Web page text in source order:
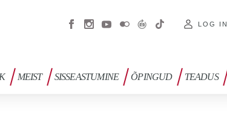
LOG IN
MEIST SISSEASTUMINE ÕPINGUD TEADUS